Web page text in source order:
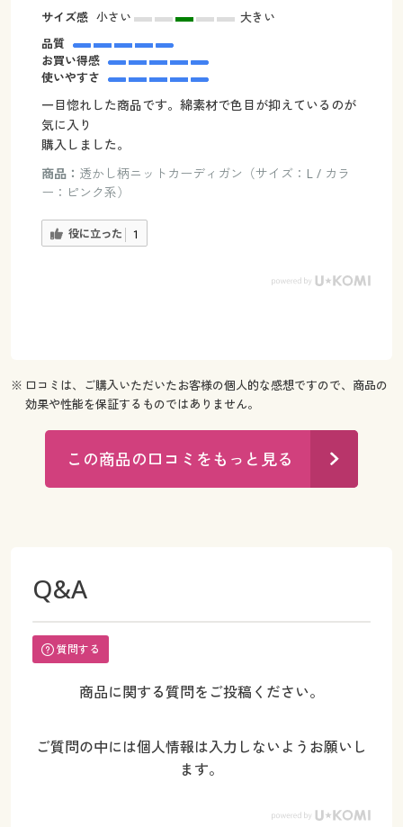
サイズ感 小さい
大きい
品質
お買い得感
使いやすさ
一目惚れした商品です。綿素材で色目が抑えているのが
気に入り
購入しました。
商品： 透かし柄ニットカーディガン（サイズ：L / カラ
ー：ピンク系）
役に立った 1
※ 口コミは、ご購入いただいたお客様の個人的な感想ですので、商品の
効果や性能を保証するものではありません。
この商品の口コミをもっと見る
Q&A
質問する
商品に関する質問をご投稿ください。
ご質問の中には個人情報は入力しないようお願いし
ます。